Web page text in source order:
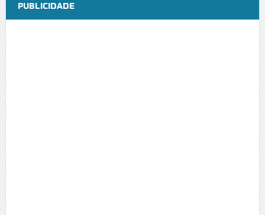
PUBLICIDADE